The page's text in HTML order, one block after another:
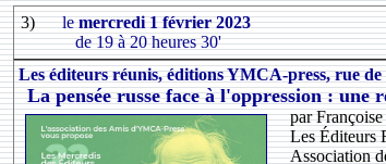
3) lemercredi 1 février 2023
de 19 à 20 heures 30'
Les éditeurs réunis, éditions YMCA-press, rue
La pensée russe face à l'oppression : une
par
Les Éditeurs
Association